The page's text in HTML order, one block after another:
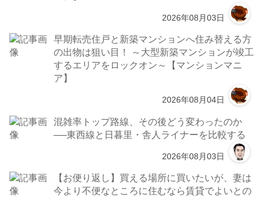
2026年08月03日
早期転売住戸と新築マンションへ住み替える方
の出物は狙い目！ ～大型新築マンションが竣工
するエリアをロックオン～【マンションマニ
ア】
2026年08月04日
混雑率トップ路線、その後どう変わったのか
──東西線と日暮里・舎人ライナーを比較する
2026年08月03日
【お便り返し】買える場所に買いたいが、妻は
今より不便なところに住むなら賃貸でよいとの